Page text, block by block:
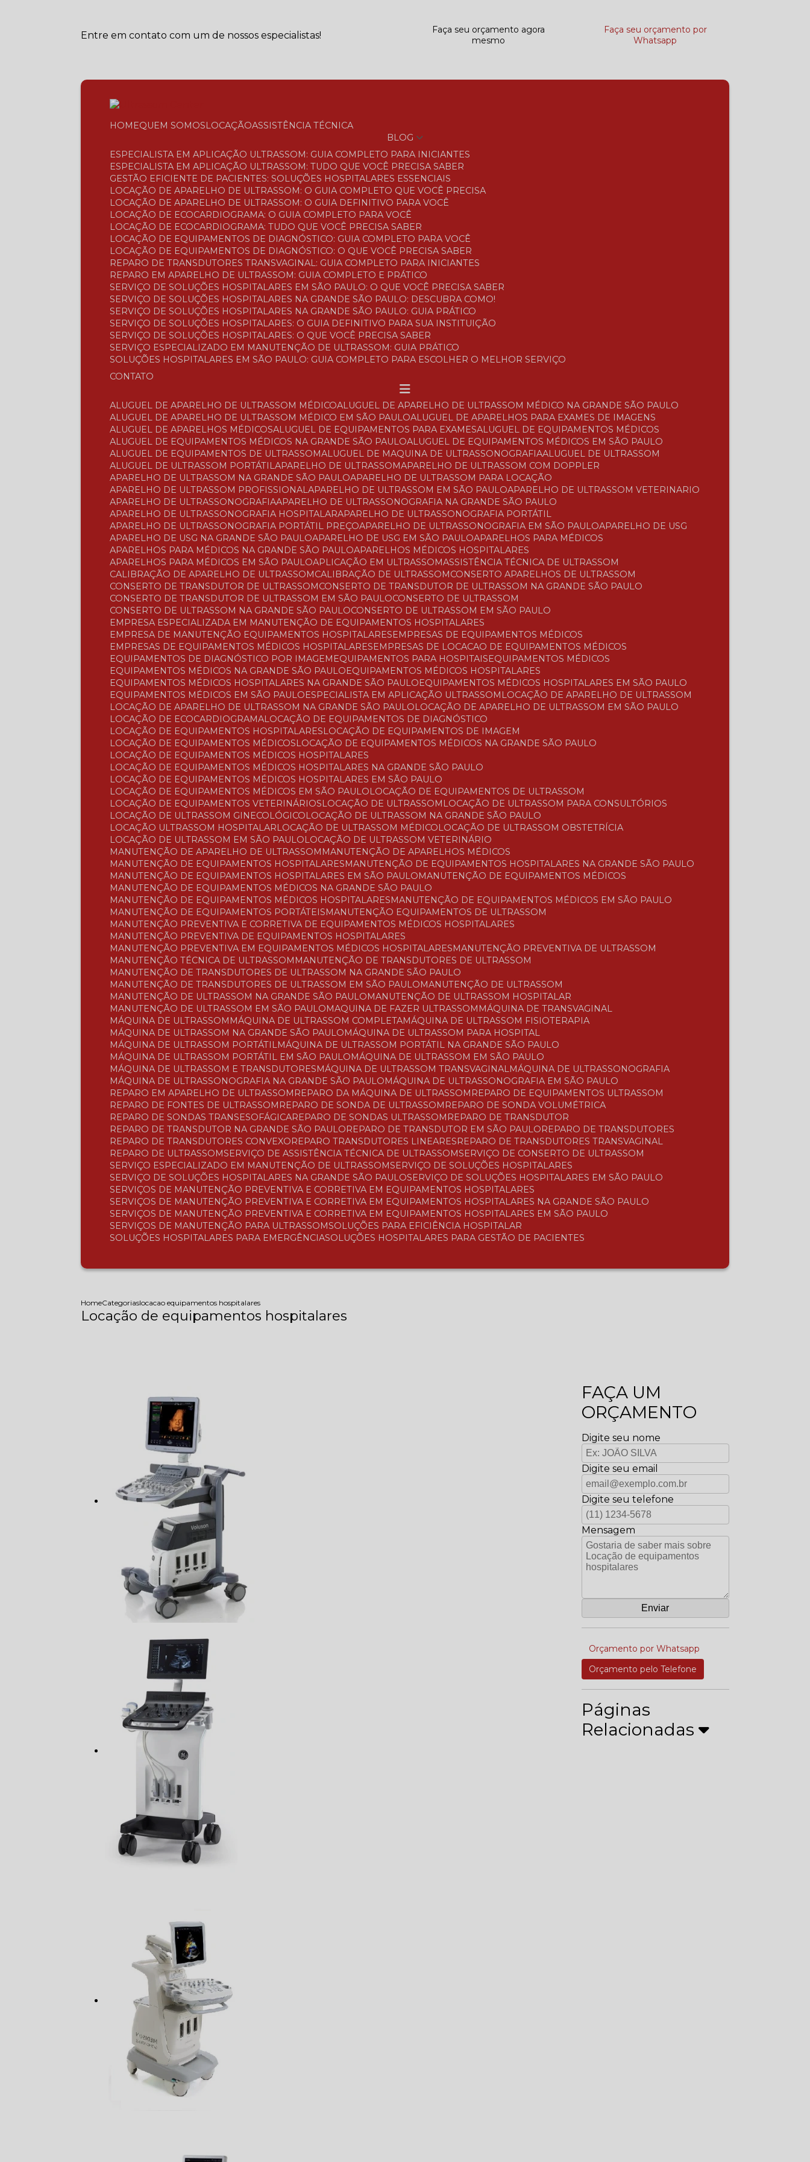
Entre em contato com um de nossos especialistas!
Faça seu orçamento agora
mesmo
Faça seu orçamento por
Whatsapp
HOME QUEM SOMOS LOCAÇÃO ASSISTÊNCIA TÉCNICA
BLOG
ESPECIALISTA EM APLICAÇÃO ULTRASSOM: GUIA COMPLETO PARA INICIANTES
ESPECIALISTA EM APLICAÇÃO ULTRASSOM: TUDO QUE VOCÊ PRECISA SABER
GESTÃO EFICIENTE DE PACIENTES: SOLUÇÕES HOSPITALARES ESSENCIAIS
LOCAÇÃO DE APARELHO DE ULTRASSOM: O GUIA COMPLETO QUE VOCÊ PRECISA
LOCAÇÃO DE APARELHO DE ULTRASSOM: O GUIA DEFINITIVO PARA VOCÊ
LOCAÇÃO DE ECOCARDIOGRAMA: O GUIA COMPLETO PARA VOCÊ
LOCAÇÃO DE ECOCARDIOGRAMA: TUDO QUE VOCÊ PRECISA SABER
LOCAÇÃO DE EQUIPAMENTOS DE DIAGNÓSTICO: GUIA COMPLETO PARA VOCÊ
LOCAÇÃO DE EQUIPAMENTOS DE DIAGNÓSTICO: O QUE VOCÊ PRECISA SABER
REPARO DE TRANSDUTORES TRANSVAGINAL: GUIA COMPLETO PARA INICIANTES
REPARO EM APARELHO DE ULTRASSOM: GUIA COMPLETO E PRÁTICO
SERVIÇO DE SOLUÇÕES HOSPITALARES EM SÃO PAULO: O QUE VOCÊ PRECISA SABER
SERVIÇO DE SOLUÇÕES HOSPITALARES NA GRANDE SÃO PAULO: DESCUBRA COMO!
SERVIÇO DE SOLUÇÕES HOSPITALARES NA GRANDE SÃO PAULO: GUIA PRÁTICO
SERVIÇO DE SOLUÇÕES HOSPITALARES: O GUIA DEFINITIVO PARA SUA INSTITUIÇÃO
SERVIÇO DE SOLUÇÕES HOSPITALARES: O QUE VOCÊ PRECISA SABER
SERVIÇO ESPECIALIZADO EM MANUTENÇÃO DE ULTRASSOM: GUIA PRÁTICO
SOLUÇÕES HOSPITALARES EM SÃO PAULO: GUIA COMPLETO PARA ESCOLHER O MELHOR SERVIÇO
CONTATO
ALUGUEL DE APARELHO DE ULTRASSOM MÉDICO
ALUGUEL DE APARELHO DE ULTRASSOM MÉDICO NA GRANDE SÃO PAULO
ALUGUEL DE APARELHO DE ULTRASSOM MÉDICO EM SÃO PAULO
ALUGUEL DE APARELHOS PARA EXAMES DE IMAGENS
ALUGUEL DE APARELHOS MÉDICOS
ALUGUEL DE EQUIPAMENTOS PARA EXAMES
ALUGUEL DE EQUIPAMENTOS MÉDICOS
ALUGUEL DE EQUIPAMENTOS MÉDICOS NA GRANDE SÃO PAULO
ALUGUEL DE EQUIPAMENTOS MÉDICOS EM SÃO PAULO
ALUGUEL DE EQUIPAMENTOS DE ULTRASSOM
ALUGUEL DE MAQUINA DE ULTRASSONOGRAFIA
ALUGUEL DE ULTRASSOM
ALUGUEL DE ULTRASSOM PORTÁTIL
APARELHO DE ULTRASSOM
APARELHO DE ULTRASSOM COM DOPPLER
APARELHO DE ULTRASSOM NA GRANDE SÃO PAULO
APARELHO DE ULTRASSOM PARA LOCAÇÃO
APARELHO DE ULTRASSOM PROFISSIONAL
APARELHO DE ULTRASSOM EM SÃO PAULO
APARELHO DE ULTRASSOM VETERINARIO
APARELHO DE ULTRASSONOGRAFIA
APARELHO DE ULTRASSONOGRAFIA NA GRANDE SÃO PAULO
APARELHO DE ULTRASSONOGRAFIA HOSPITALAR
APARELHO DE ULTRASSONOGRAFIA PORTÁTIL
APARELHO DE ULTRASSONOGRAFIA PORTÁTIL PREÇO
APARELHO DE ULTRASSONOGRAFIA EM SÃO PAULO
APARELHO DE USG
APARELHO DE USG NA GRANDE SÃO PAULO
APARELHO DE USG EM SÃO PAULO
APARELHOS PARA MÉDICOS
APARELHOS PARA MÉDICOS NA GRANDE SÃO PAULO
APARELHOS MÉDICOS HOSPITALARES
APARELHOS PARA MÉDICOS EM SÃO PAULO
APLICAÇÃO EM ULTRASSOM ASSISTÊNCIA TÉCNICA DE ULTRASSOM
CALIBRAÇÃO DE APARELHO DE ULTRASSOM
CALIBRAÇÃO DE ULTRASSOM
CONSERTO APARELHOS DE ULTRASSOM
CONSERTO DE TRANSDUTOR DE ULTRASSOM
CONSERTO DE TRANSDUTOR DE ULTRASSOM NA GRANDE SÃO PAULO
CONSERTO DE TRANSDUTOR DE ULTRASSOM EM SÃO PAULO CONSERTO DE ULTRASSOM
CONSERTO DE ULTRASSOM NA GRANDE SÃO PAULO CONSERTO DE ULTRASSOM EM SÃO PAULO
EMPRESA ESPECIALIZADA EM MANUTENÇÃO DE EQUIPAMENTOS HOSPITALARES
EMPRESA DE MANUTENÇÃO EQUIPAMENTOS HOSPITALARES
EMPRESAS DE EQUIPAMENTOS MÉDICOS
EMPRESAS DE EQUIPAMENTOS MÉDICOS HOSPITALARES
EMPRESAS DE LOCACAO DE EQUIPAMENTOS MÉDICOS
EQUIPAMENTOS DE DIAGNÓSTICO POR IMAGEM
EQUIPAMENTOS PARA HOSPITAIS
EQUIPAMENTOS MÉDICOS
EQUIPAMENTOS MÉDICOS NA GRANDE SÃO PAULO
EQUIPAMENTOS MÉDICOS HOSPITALARES
EQUIPAMENTOS MÉDICOS HOSPITALARES NA GRANDE SÃO PAULO
EQUIPAMENTOS MÉDICOS HOSPITALARES EM SÃO PAULO
EQUIPAMENTOS MÉDICOS EM SÃO PAULO
ESPECIALISTA EM APLICAÇÃO ULTRASSOM
LOCAÇÃO DE APARELHO DE ULTRASSOM
LOCAÇÃO DE APARELHO DE ULTRASSOM NA GRANDE SÃO PAULO
LOCAÇÃO DE APARELHO DE ULTRASSOM EM SÃO PAULO
LOCAÇÃO DE ECOCARDIOGRAMA LOCAÇÃO DE EQUIPAMENTOS DE DIAGNÓSTICO
LOCAÇÃO DE EQUIPAMENTOS HOSPITALARES
LOCAÇÃO DE EQUIPAMENTOS DE IMAGEM
LOCAÇÃO DE EQUIPAMENTOS MÉDICOS
LOCAÇÃO DE EQUIPAMENTOS MÉDICOS NA GRANDE SÃO PAULO
LOCAÇÃO DE EQUIPAMENTOS MÉDICOS HOSPITALARES
LOCAÇÃO DE EQUIPAMENTOS MÉDICOS HOSPITALARES NA GRANDE SÃO PAULO
LOCAÇÃO DE EQUIPAMENTOS MÉDICOS HOSPITALARES EM SÃO PAULO
LOCAÇÃO DE EQUIPAMENTOS MÉDICOS EM SÃO PAULO
LOCAÇÃO DE EQUIPAMENTOS DE ULTRASSOM
LOCAÇÃO DE EQUIPAMENTOS VETERINÁRIOS
LOCAÇÃO DE ULTRASSOM
LOCAÇÃO DE ULTRASSOM PARA CONSULTÓRIOS
LOCAÇÃO DE ULTRASSOM GINECOLÓGICO
LOCAÇÃO DE ULTRASSOM NA GRANDE SÃO PAULO
LOCAÇÃO ULTRASSOM HOSPITALAR
LOCAÇÃO DE ULTRASSOM MÉDICO
LOCAÇÃO DE ULTRASSOM OBSTETRÍCIA
LOCAÇÃO DE ULTRASSOM EM SÃO PAULO
LOCAÇÃO DE ULTRASSOM VETERINÁRIO
MANUTENÇÃO DE APARELHO DE ULTRASSOM
MANUTENÇÃO DE APARELHOS MÉDICOS
MANUTENÇÃO DE EQUIPAMENTOS HOSPITALARES
MANUTENÇÃO DE EQUIPAMENTOS HOSPITALARES NA GRANDE SÃO PAULO
MANUTENÇÃO DE EQUIPAMENTOS HOSPITALARES EM SÃO PAULO
MANUTENÇÃO DE EQUIPAMENTOS MÉDICOS
MANUTENÇÃO DE EQUIPAMENTOS MÉDICOS NA GRANDE SÃO PAULO
MANUTENÇÃO DE EQUIPAMENTOS MÉDICOS HOSPITALARES
MANUTENÇÃO DE EQUIPAMENTOS MÉDICOS EM SÃO PAULO
MANUTENÇÃO DE EQUIPAMENTOS PORTÁTEIS
MANUTENÇÃO EQUIPAMENTOS DE ULTRASSOM
MANUTENÇÃO PREVENTIVA E CORRETIVA DE EQUIPAMENTOS MÉDICOS HOSPITALARES
MANUTENÇÃO PREVENTIVA DE EQUIPAMENTOS HOSPITALARES
MANUTENÇÃO PREVENTIVA EM EQUIPAMENTOS MÉDICOS HOSPITALARES
MANUTENÇÃO PREVENTIVA DE ULTRASSOM
MANUTENÇÃO TÉCNICA DE ULTRASSOM
MANUTENÇÃO DE TRANSDUTORES DE ULTRASSOM
MANUTENÇÃO DE TRANSDUTORES DE ULTRASSOM NA GRANDE SÃO PAULO
MANUTENÇÃO DE TRANSDUTORES DE ULTRASSOM EM SÃO PAULO
MANUTENÇÃO DE ULTRASSOM
MANUTENÇÃO DE ULTRASSOM NA GRANDE SÃO PAULO
MANUTENÇÃO DE ULTRASSOM HOSPITALAR
MANUTENÇÃO DE ULTRASSOM EM SÃO PAULO
MAQUINA DE FAZER ULTRASSOM
MÁQUINA DE TRANSVAGINAL
MÁQUINA DE ULTRASSOM
MÁQUINA DE ULTRASSOM COMPLETA
MÁQUINA DE ULTRASSOM FISIOTERAPIA
MÁQUINA DE ULTRASSOM NA GRANDE SÃO PAULO
MÁQUINA DE ULTRASSOM PARA HOSPITAL
MÁQUINA DE ULTRASSOM PORTÁTIL
MÁQUINA DE ULTRASSOM PORTÁTIL NA GRANDE SÃO PAULO
MÁQUINA DE ULTRASSOM PORTÁTIL EM SÃO PAULO
MÁQUINA DE ULTRASSOM EM SÃO PAULO
MÁQUINA DE ULTRASSOM E TRANSDUTORES
MÁQUINA DE ULTRASSOM TRANSVAGINAL
MÁQUINA DE ULTRASSONOGRAFIA
MÁQUINA DE ULTRASSONOGRAFIA NA GRANDE SÃO PAULO
MÁQUINA DE ULTRASSONOGRAFIA EM SÃO PAULO
REPARO EM APARELHO DE ULTRASSOM
REPARO DA MÁQUINA DE ULTRASSOM
REPARO DE EQUIPAMENTOS ULTRASSOM
REPARO DE FONTES DE ULTRASSOM
REPARO DE SONDA DE ULTRASSOM
REPARO DE SONDA VOLUMÉTRICA
REPARO DE SONDAS TRANSESOFÁGICA
REPARO DE SONDAS ULTRASSOM
REPARO DE TRANSDUTOR
REPARO DE TRANSDUTOR NA GRANDE SÃO PAULO
REPARO DE TRANSDUTOR EM SÃO PAULO
REPARO DE TRANSDUTORES
REPARO DE TRANSDUTORES CONVEXO
REPARO TRANSDUTORES LINEARES
REPARO DE TRANSDUTORES TRANSVAGINAL
REPARO DE ULTRASSOM SERVIÇO DE ASSISTÊNCIA TÉCNICA DE ULTRASSOM SERVIÇO DE CONSERTO DE ULTRASSOM
SERVIÇO ESPECIALIZADO EM MANUTENÇÃO DE ULTRASSOM SERVIÇO DE SOLUÇÕES HOSPITALARES
SERVIÇO DE SOLUÇÕES HOSPITALARES NA GRANDE SÃO PAULO SERVIÇO DE SOLUÇÕES HOSPITALARES EM SÃO PAULO
SERVIÇOS DE MANUTENÇÃO PREVENTIVA E CORRETIVA EM EQUIPAMENTOS HOSPITALARES
SERVIÇOS DE MANUTENÇÃO PREVENTIVA E CORRETIVA EM EQUIPAMENTOS HOSPITALARES NA GRANDE SÃO PAULO
SERVIÇOS DE MANUTENÇÃO PREVENTIVA E CORRETIVA EM EQUIPAMENTOS HOSPITALARES EM SÃO PAULO
SERVIÇOS DE MANUTENÇÃO PARA ULTRASSOM SOLUÇÕES PARA EFICIÊNCIA HOSPITALAR
SOLUÇÕES HOSPITALARES PARA EMERGÊNCIA SOLUÇÕES HOSPITALARES PARA GESTÃO DE PACIENTES
HomeCategoriaslocacao equipamentos hospitalares
Locação de equipamentos hospitalares
FAÇA UM
ORÇAMENTO
Digite seu nome
Digite seu email
Digite seu telefone
Mensagem
Orçamento por Whatsapp
Orçamento pelo Telefone
Páginas
Relacionadas